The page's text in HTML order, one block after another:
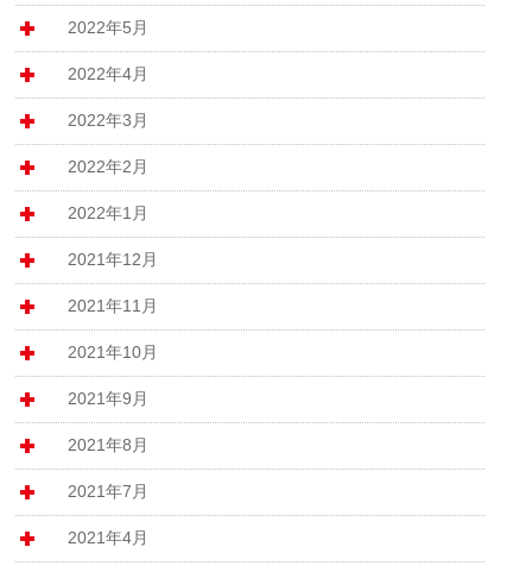
2022年5月
2022年4月
2022年3月
2022年2月
2022年1月
2021年12月
2021年11月
2021年10月
2021年9月
2021年8月
2021年7月
2021年4月